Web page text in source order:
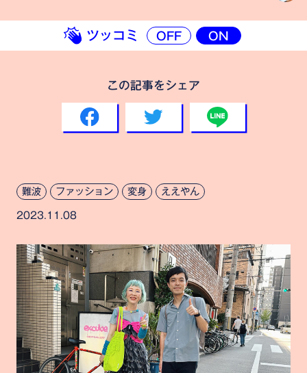
ツッコミ OFF ON
この記事をシェア
難波 ファッション 変身 ええやん
2023.11.08